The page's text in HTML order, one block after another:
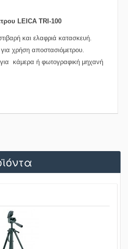
LEICA TRI-100
και ελαφριά κατασκευή.
χρήση αποστασιόμετρου.
για κάμερα ή φωτογραφική μηχανή